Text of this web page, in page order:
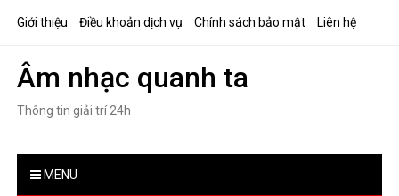
Giới thiệu Điều khoản dịch vụ Chính sách bảo mật Liên hệ
Âm nhạc quanh ta
Thông tin giải trí 24h
MENU